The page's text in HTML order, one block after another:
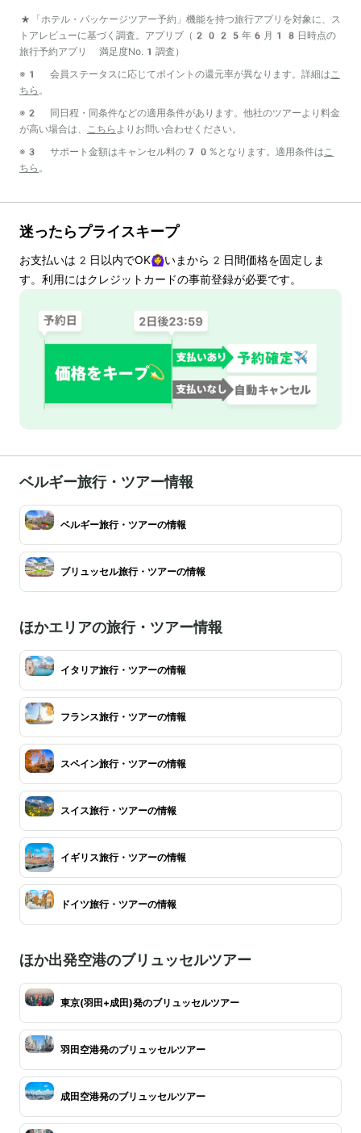
*「ホテル・パッケージツアー予約」機能を持つ旅行アプリを対象に、ス
トアレビューに基づく調査。アプリブ（2025年6月18日時点の
旅行予約アプリ 満足度No.1調査）
※1 会員ステータスに応じてポイントの還元率が異なります。詳細はこ
ちら 。
※2 同日程・同条件などの適用条件があります。他社のツアーより料金
が高い場合は、 こちら よりお問い合わせください。
※3 サポート金額はキャンセル料の70%となります。適用条件はこ
ちら 。
迷ったらプライスキープ
お支払いは 2 日以内でOK🙆‍♀️いまから 2 日間価格を固定しま
す。利用にはクレジットカードの事前登録が必要です。
ベルギー旅行・ツアー情報
ベルギー旅行・ツアーの情報
ブリュッセル旅行・ツアーの情報
ほかエリアの旅行・ツアー情報
イタリア旅行・ツアーの情報
フランス旅行・ツアーの情報
スペイン旅行・ツアーの情報
スイス旅行・ツアーの情報
イギリス旅行・ツアーの情報
ドイツ旅行・ツアーの情報
ほか出発空港のブリュッセルツアー
東京(羽田+成田)発のブリュッセルツアー
羽田空港発のブリュッセルツアー
成田空港発のブリュッセルツアー